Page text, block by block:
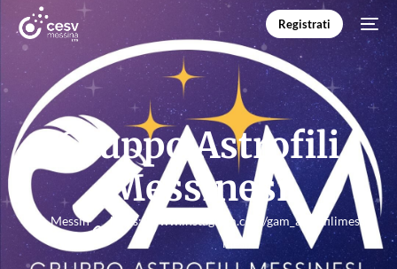
Registrati
Gruppo Astrofili
Messinesi
Messin
https://www.instagram.com/gam_astrofilimess
inesi/